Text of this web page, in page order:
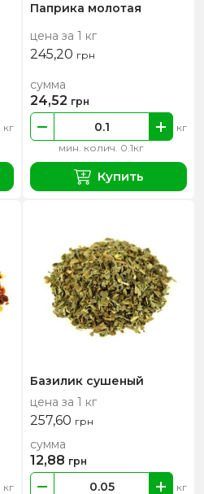
кг
Паприка молотая
цена за 1 кг
245,20 грн
мин. колич. 0.1кг
кг
сумма
24,52 грн
Купить
кг
Базилик сушеный
цена за 1 кг
257,60 грн
кг
сумма
12,88 грн